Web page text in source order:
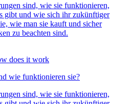
sind, wie sie funktionieren,
gibt und wie sich ihr zukünftiger
wie man sie kauft und sicher
zu beachten sind.
wie funktionieren sie?
sind, wie sie funktionieren,